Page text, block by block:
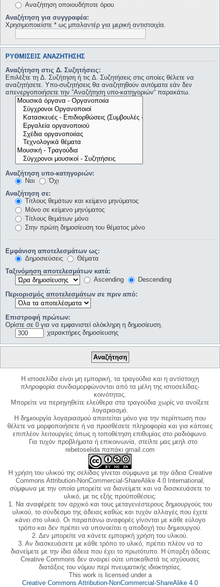
Αναζήτηση οποιουδήποτε όρου
Αναζήτηση για συγγραφέα:
Χρησιμοποιείστε * ως μπαλαντέρ για μερική αντιστοιχία.
ΡΥΘΜΊΣΕΙΣ ΑΝΑΖΉΤΗΣΗΣ
Αναζήτηση στις Δ. Συζητήσεις:
Επιλέξτε τη Δ. Συζήτηση ή τις Δ. Συζητήσεις στις οποίες θέλετε να
αναζητήσετε. Υπο-συζητήσεις θα αναζητηθούν αυτόματα εάν δεν
απενεργοποιήσετε την “Αναζήτηση υπο-κατηγοριών“ παρακάτω.
Αναζήτηση υπο-κατηγοριών:
Ναι
Όχι
Αναζήτηση σε:
Τίτλους θεμάτων και κείμενο μηνύματος
Μόνο σε κείμενο μηνύματος
Τίτλους θεμάτων μόνο
Στην πρώτη δημοσίευση του θέματος μόνο
Εμφάνιση αποτελεσμάτων ως:
Δημοσιεύσεις
Θέματα
Ταξινόμηση αποτελεσμάτων κατά:
Ascending
Descending
Περιορισμός αποτελεσμάτων σε πριν από:
Επιστροφή πρώτων:
Ορίστε σε 0 για να εμφανιστεί ολόκληρη η δημοσίευση.
χαρακτήρες δημοσίευσης
Η ιστοσελίδα είναι μη εμπορική, τα τραγούδια και η αντίστοιχη
πληροφορία συνδιαμορφώνονται από τα μέλη της ιστοσελίδας-
κοινότητας.
Μπορείτε να περιηγηθείτε ελεύθερα στα τραγούδια χωρίς να ανοίξετε
λογαριασμό.
Η δημιουργία λογαριασμού απαιτείται μόνο για την περίπτωση που
θέλετε να μορφοποιήσετε ή να προσθέσετε πληροφορία και για κάποιες
επιπλέον λειτουργίες όπως η τοποθέτηση επιθυμίας στο ραδιόφωνο.
Για τυχόν προβλήματα ή επικοινωνία, στείλτε μας μεηλ στο
rebetoselida παπάκι gmail.com
Η χρήση του υλικού της σελίδας γίνεται σύμφωνα με την άδεια Creative
Commons Attribution-NonCommercial-ShareAlike 4.0 International,
σύμφωνα με την οποία μπορείτε να διανείμετε και να διασκευάσετε το
υλικό, με τις εξής προϋποθέσεις:
1. Να αναφέρετε τον αρχικό και τους μεταγενέστερους δημιουργούς του
υλικού, το σύνδεσμο της άδειας καθώς και τυχόν αλλαγές που έχετε
κάνει στο υλικό. Οι παραπάνω αναφορές γίνονται με κάθε εύλογο
τρόπο και δεν πρέπει να υπονοείται η αποδοχή του δημιουργού.
2. Δεν μπορείτε να κάνετε εμπορική χρήση του υλικού.
3. Αν διασκευάσετε με κάθε τρόπο το υλικό, πρέπει πλέον να το
διανείμετε με την ίδια άδεια που έχει το πρωτότυπο. Η ύπαρξη άδειας
Creative Commons δεν αναιρεί ούτε υποκαθιστά τις ισχύουσες
διατάξεις του νόμου περί πνευματικής ιδιοκτησίας.
This work is licensed under a
Creative Commons Attribution-NonCommercial-ShareAlike 4.0